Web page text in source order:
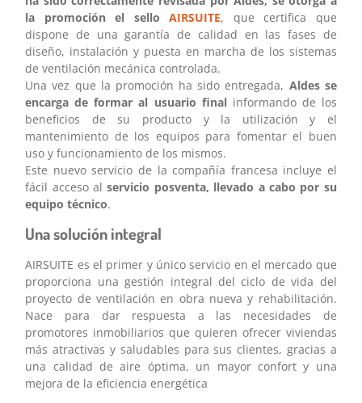
la promoción el selloAIRSUITE, que certifica que
dispone de una garantía de calidad en las fases de
diseño, instalación y puesta en marcha de los sistemas
de ventilación mecánica controlada.
Una vez que la promoción ha sido entregada, Aldesse
encarga de formar al usuario finalinformando de los
beneficios de su producto y la utilización y el
mantenimiento de los equipos para fomentar el buen
uso y funcionamiento de los mismos.
Este nuevo servicio de la compañía francesa incluye el
fácil acceso alservicio posventa, llevado a cabo por su
equipo técnico.
Una solución integral
AIRSUITE es el primer y único servicio en el mercado que
proporciona una gestión integral del ciclo de vida del
proyecto de ventilación en obra nueva y rehabilitación.
Nace para dar respuesta a las necesidades de
promotores inmobiliarios que quieren ofrecer viviendas
más atractivas y saludables para sus clientes, gracias a
una calidad de aire óptima, un mayor confort y una
mejora de la eficiencia energética